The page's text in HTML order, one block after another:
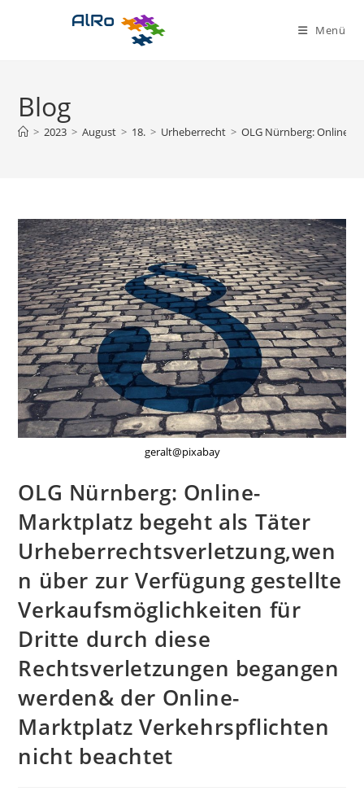
Menü
Blog
> 2023 > August > 18. > Urheberrecht > OLG Nürnberg: Online-
geralt@pixabay
OLG Nürnberg: Online-
Marktplatz begeht als Täter
Urheberrechtsverletzung,wen
n über zur Verfügung gestellte
Verkaufsmöglichkeiten für
Dritte durch diese
Rechtsverletzungen begangen
werden& der Online-
Marktplatz Verkehrspflichten
nicht beachtet